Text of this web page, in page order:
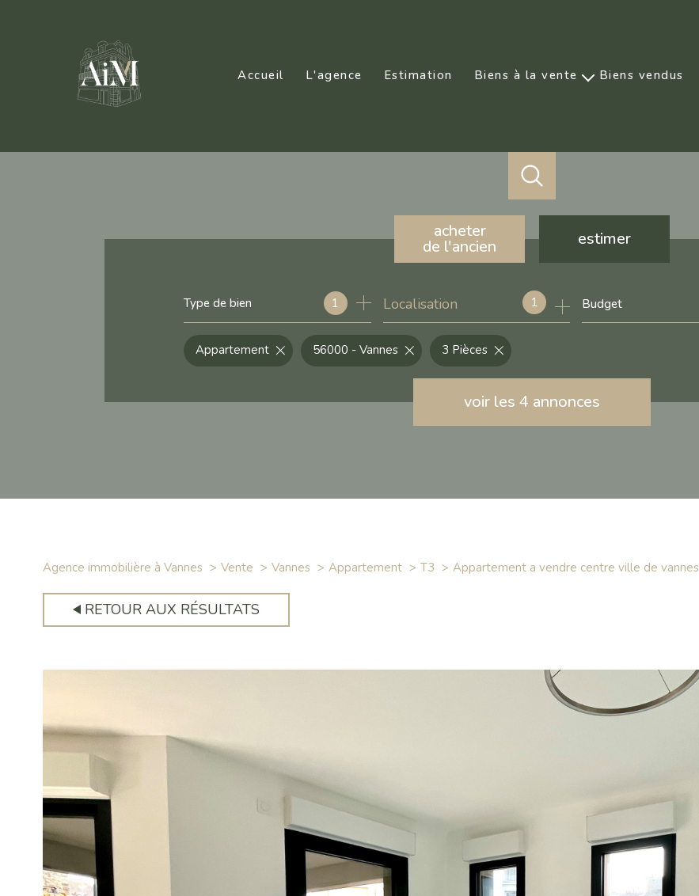
Accueil L'agence Estimation Biens à la vente Biens vendus
acheter
de l'ancien
de l'immo pro
estimer
Type de bien 1 1
Localisation Budget
voir les 4 annonces
Appartement 56000 - Vannes 3 Pièces
Agence immobilière à Vannes Vente Vannes Appartement T3 appartement a vendre centre ville de vannes
RETOUR AUX RÉSULTATS